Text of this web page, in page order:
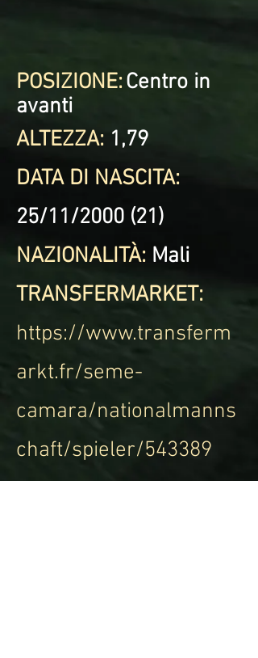
POSIZIONE:Centro in
avanti
ALTEZZA: 1,79
DATA DI NASCITA:
25/11/2000 (21)
NAZIONALITÀ: Mali
TRANSFERMARKET:
https://www.transferm
arkt.fr/seme-
camara/nationalmanns
chaft/spieler/543389